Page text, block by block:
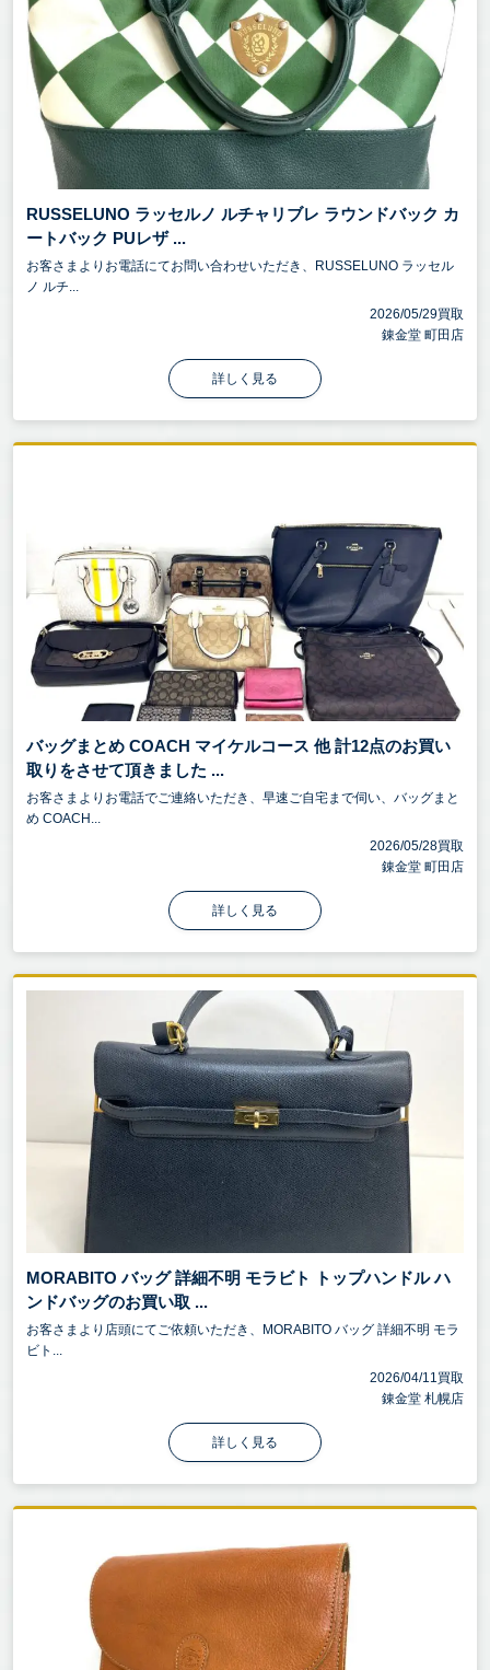
RUSSELUNO ラッセルノ ルチャリブレ ラウンドバック カ
ートバック PUレザ ...
お客さまよりお電話にてお問い合わせいただき、RUSSELUNO ラッセル
ノ ルチ...
2026/05/29買取
錬金堂 町田店
詳しく見る
バッグまとめ COACH マイケルコース 他 計12点のお買い
取りをさせて頂きました ...
お客さまよりお電話でご連絡いただき、早速ご自宅まで伺い、バッグまと
め COACH...
2026/05/28買取
錬金堂 町田店
詳しく見る
MORABITO バッグ 詳細不明 モラビト トップハンドル ハ
ンドバッグのお買い取 ...
お客さまより店頭にてご依頼いただき、MORABITO バッグ 詳細不明 モラ
ビト...
2026/04/11買取
錬金堂 札幌店
詳しく見る